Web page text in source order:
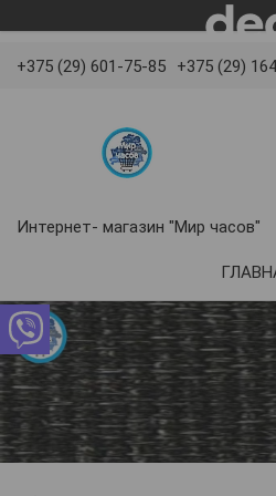
+375 (29) 601-75-85 +375 (29)
Интернет- магазин "Мир часов"